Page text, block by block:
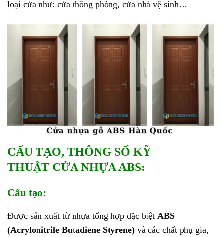
loại cửa như: cửa thông phòng, cửa nhà vệ sinh…
CẤU TẠO, THÔNG SỐ KỸ
THUẬT CỬA NHỰA ABS:
Cấu tạo:
Được sản xuất từ nhựa tổng hợp đặc biệt ABS
(Acrylonitrile Butadiene Styrene) và các chất phụ gia,